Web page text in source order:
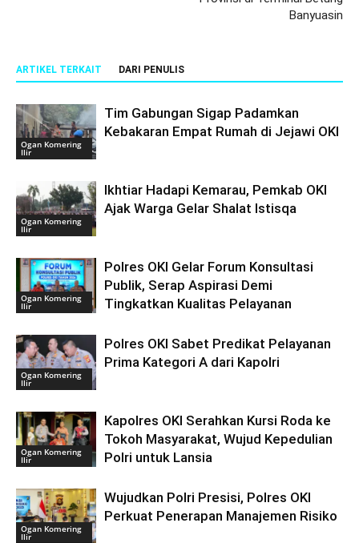
Banyuasin
ARTIKEL TERKAIT DARI PENULIS
Ogan Komering
Ilir
Tim Gabungan Sigap Padamkan
Kebakaran Empat Rumah di Jejawi OKI
Ogan Komering
Ilir
Ikhtiar Hadapi Kemarau, Pemkab OKI
Ajak Warga Gelar Shalat Istisqa
Ogan Komering
Ilir
Polres OKI Gelar Forum Konsultasi
Publik, Serap Aspirasi Demi
Tingkatkan Kualitas Pelayanan
Ogan Komering
Ilir
Polres OKI Sabet Predikat Pelayanan
Prima Kategori A dari Kapolri
Ogan Komering
Ilir
Kapolres OKI Serahkan Kursi Roda ke
Tokoh Masyarakat, Wujud Kepedulian
Polri untuk Lansia
Ogan Komering
Ilir
Wujudkan Polri Presisi, Polres OKI
Perkuat Penerapan Manajemen Risiko